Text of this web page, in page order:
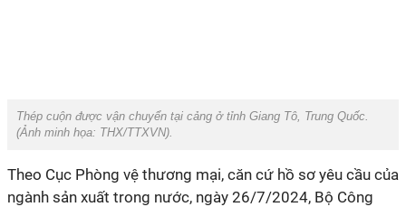
Thép cuộn được vận chuyển tại cảng ở tỉnh Giang Tô, Trung Quốc.
(Ảnh minh họa: THX/TTXVN).
Theo Cục Phòng vệ thương mại, căn cứ hồ sơ yêu cầu của
ngành sản xuất trong nước, ngày 26/7/2024, Bộ Công